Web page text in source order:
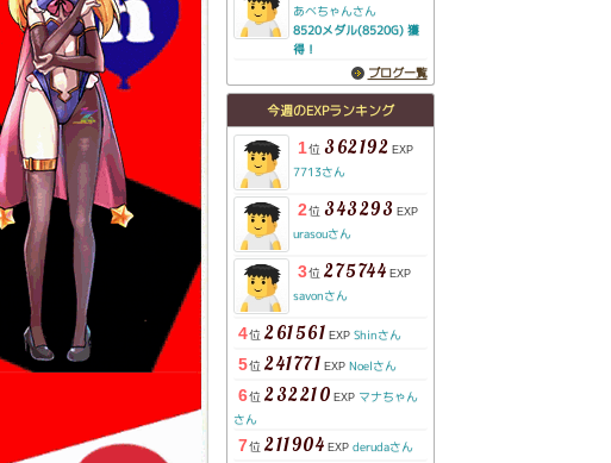
あべちゃんさん
8520メダル(8520G) 獲
得！
ブログ一覧
今週のEXPランキング
1位 362192 EXP
7713さん
2位 343293 EXP
urasouさん
3位 275744 EXP
savonさん
4位 261561 EXP Shinさん
5位 241771 EXP Noelさん
6位 232210 EXP マナちゃん
さん
7位 211904 EXP derudaさん